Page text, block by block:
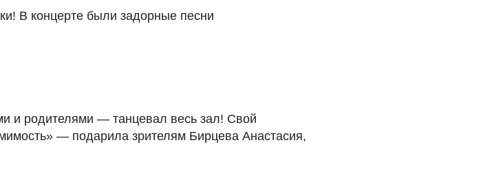
В концерте были задорные песни
и родителями — танцевал весь зал! Свой
— подарила зрителям Бирцева Анастасия,